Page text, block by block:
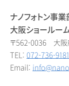
ナノフォトン事業
大阪ショールー
〒562-0036 大阪
TEL: 072-736-9181
Email: